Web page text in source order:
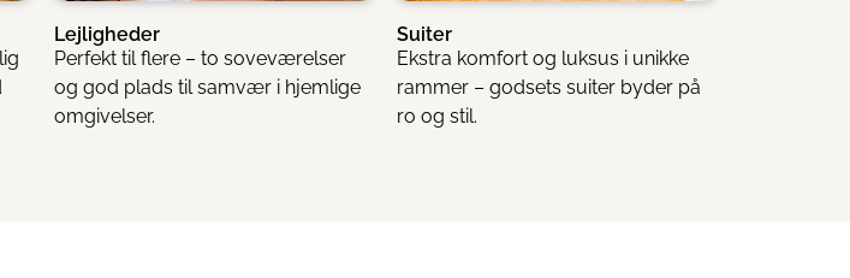
Lejligheder
Perfekt til flere – to soveværelser
og god plads til samvær i hjemlige
omgivelser.
Suiter
Ekstra komfort og luksus i unikke
rammer – godsets suiter byder på
ro og stil.